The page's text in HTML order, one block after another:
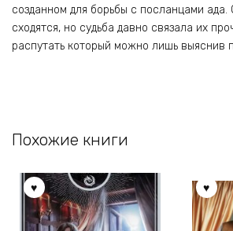
созданном для борьбы с посланцами
сходятся, но судьба давно связала их
распутать который можно лишь выяснив
Похожие книги